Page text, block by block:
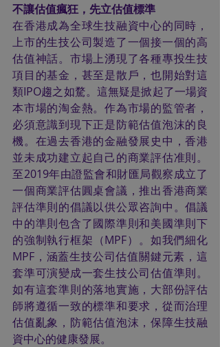
不讓估值瘋狂，先立估值標準
在香港成為全球生技融資中心的同時，
上市的生技公司製造了一個接一個的高
估值神話。市場上湧現了各種專投生技
項目的基金，甚至是散戶，也開始對這
類IPO趨之如騖。這無疑是掀起了一場資
本市場的淘金熱。作為市場的監管者，
必須意識到現下正是防範估值泡沫的良
機。在過去香港的金融發展史中，香港
並未成功建立起自己的商業評估准則。
至2019年由證監會和財匯局觀察成立了
一個商業評估圓桌會議，推出香港商業
評估準則的倡議以供公眾咨詢中。倡議
中的準則包含了國際準則和美國準則下
的強制執行框架（MPF）。如我們細化
MPF，涵蓋生技公司估值關鍵元素，這
套準可演變成一套生技公司估值準則。
如有這套準則的落地實施，大部份評估
師將遵循一致的標準和要求，從而治理
估值亂象，防範估值泡沫，保障生技融
資中心的健康發展。